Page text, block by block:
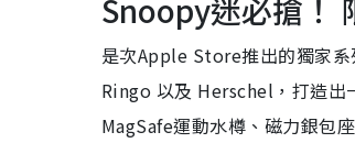
Snoopy迷必搶！
是次Apple Store推出的獨家
Ringo 以及 Herschel，打造出
MagSafe運動水樽、磁力銀包